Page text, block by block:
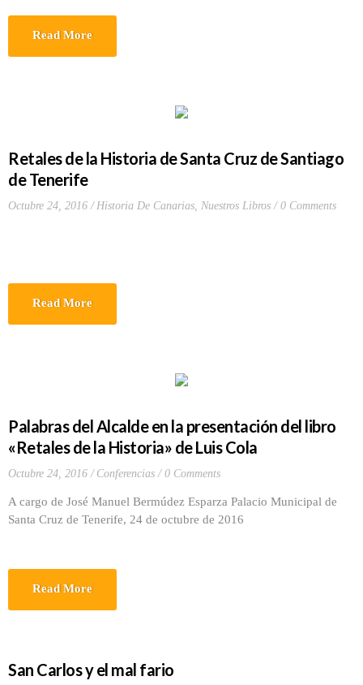
Read More
Retales de la Historia de Santa Cruz de Santiago
de Tenerife
Octubre 24, 2016 Historia De Canarias, Nuestros Libros 0 Comments
Read More
Palabras del Alcalde en la presentación del libro
«Retales de la Historia» de Luis Cola
Octubre 24, 2016 Conferencias 0 Comments
A cargo de José Manuel Bermúdez Esparza Palacio Municipal de
Santa Cruz de Tenerife, 24 de octubre de 2016
Read More
San Carlos y el mal fario